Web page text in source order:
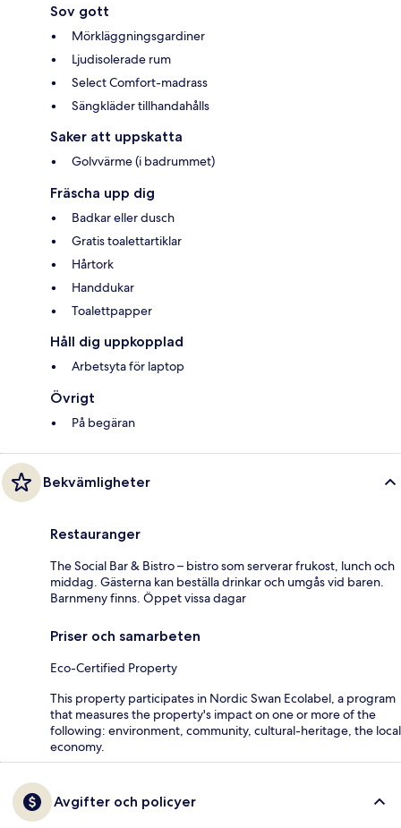
Sov gott
Mörkläggningsgardiner
Ljudisolerade rum
Select Comfort-madrass
Sängkläder tillhandahålls
Saker att uppskatta
Golvvärme (i badrummet)
Fräscha upp dig
Badkar eller dusch
Gratis toalettartiklar
Hårtork
Handdukar
Toalettpapper
Håll dig uppkopplad
Arbetsyta för laptop
Övrigt
På begäran
Bekvämligheter
Restauranger
The Social Bar & Bistro – bistro som serverar frukost, lunch och
middag. Gästerna kan beställa drinkar och umgås vid baren.
Barnmeny finns. Öppet vissa dagar
Priser och samarbeten
Eco-Certified Property
This property participates in Nordic Swan Ecolabel, a program
that measures the property's impact on one or more of the
following: environment, community, cultural-heritage, the local
economy.
Avgifter och policyer